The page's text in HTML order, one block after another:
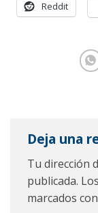
Reddit
Deja una
Tu dirección
publicada.
marcados con